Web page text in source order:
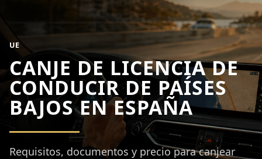
UE
CANJE DE LICENCIA DE
CONDUCIR DE PAÍSES
BAJOS EN ESPAÑA
Requisitos, documentos y precio para canjear